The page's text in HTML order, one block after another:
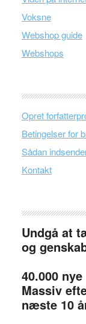
Voksne
Webshop guide
Webshops
Opret
Betingelser for
Sådan
Kontakt
Undgå at
og
40.000
Massiv
næste 10